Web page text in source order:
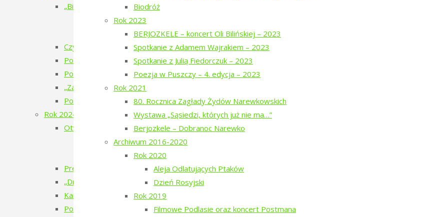
Biodróż
Rok 2023
BERJOZKELE – koncert Oli Bilińskiej – 2023
Spotkanie z Adamem Wajrakiem – 2023
Spotkanie z Julią Fiedorczuk – 2023
Poezja w Puszczy – 4. edycja – 2023
Rok 2021
80. Rocznica Zagłady Żydów Narewkowskich
Wystawa „Sąsiedzi, których już nie ma…”
Berjozkele – Dobranoc Narewko
Archiwum 2016-2020
Rok 2020
Aleja Odlatujących Ptaków
Dzień Rosyjski
Rok 2019
Filmowe Podlasie oraz koncert Postmana
„Bieżeństwo 1915” – spektakl teatralny
„Bieżeństwo 1915” – przygotowania do spektaklu
„Bieżeństwo 1915” – premiera spektaklu
Czytanie Puszczy – cykl filmów
Pokaz filmu „Bieżeńcy 1915-1922” i spacer z Teatrem Chodzonym
Poezja w Puszczy – 6. edycja – 2025
„Zatrzymać ulotne” – warsztaty pracy twórczej z pamięcią
Pokaz filmu „Doktor” Beaty Hyży-Czołpińskiej
Rok 2024
Otwarcie wystawy – Bieżeństwo 1915
Bieżeństwo – zapomniane uchodźstwo
Bezhenstvo – the exile / Бежанства
Premiera książki poetyckiej Julii Fiedorczuk „Glif”
„Drobny kruchy człowiek”
Kamienie musiały polecieć – spotkanie z Anetą Prymaką
Poezja w Puszczy – 5. edycja – 2024